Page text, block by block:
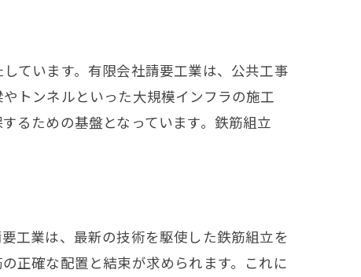
ています。有限会社請要工業は、公共工事
トンネルといった大規模インフラの施工
るための基盤となっています。鉄筋組立
工業は、最新の技術を駆使した鉄筋組立を
正確な配置と結束が求められます。これに